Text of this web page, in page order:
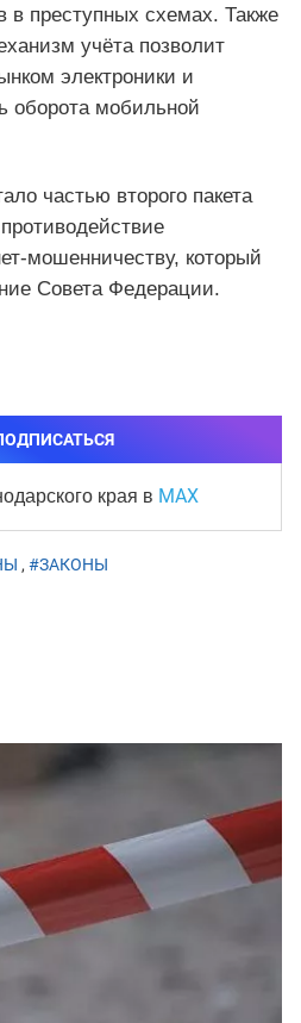
в преступных схемах. Также
учёта позволит
электроники и
оборота мобильной
частью второго пакета
мошенничеству, который
Совета Федерации.
края в MAX
, #ЗАКОНЫ